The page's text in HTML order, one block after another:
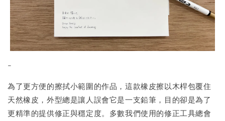
-
為了更方便的擦拭小範圍的作品，這款橡皮擦以木桿包覆住
天然橡皮，外型總是讓人誤會它是一支鉛筆，目的卻是為了
更精準的提供修正與穩定度。多數我們使用的修正工具總會